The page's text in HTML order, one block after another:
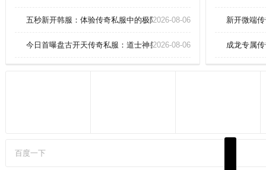
五秒新开韩服：体验传奇私服中的极限爆装快感
2026-08-06
今日首曝盘古开天传奇私服：道士神兽白虎终极驯化攻略！
2026-08-06
新开微端
成龙专属
百度一下